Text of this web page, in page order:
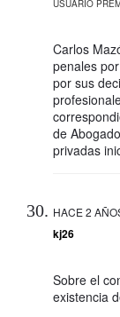
USUARIO
Carlos
penales
por sus
de
privadas
HACE 2
kj26
Sobre el
existencia